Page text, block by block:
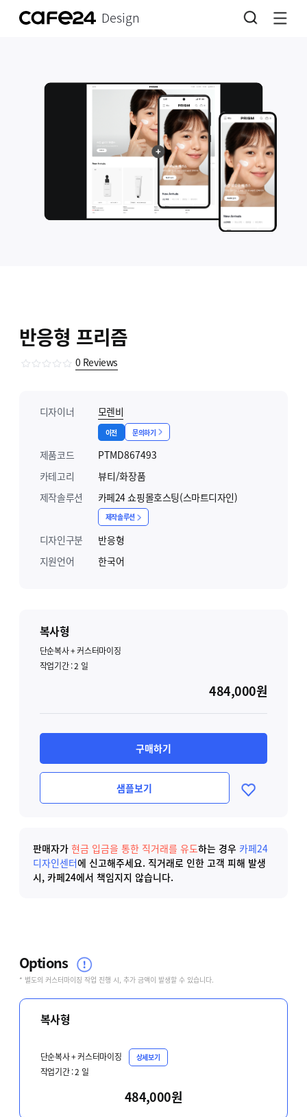
Design
Options
* 별도의 커스터마이징 작업 진행 시, 추가 금액이 발생할 수 있습니다.
복사형
단순복사 + 커스터마이징 상세보기
작업기간 :2 일
484,000원
반응형 프리즘
0 Reviews
디자이너 모렌비
이전 문의하기
제품코드
PTMD867493
카테고리
뷰티/화장품
제작솔루션
카페24 쇼핑몰호스팅(스마트디자인)
제작솔루션
디자인구분
반응형
지원언어
한국어
복사형
단순복사 + 커스터마이징
작업기간 :2 일
484,000원
구매하기
샘플보기
판매자가 현금 입금을 통한 직거래를 유도하는 경우 카페24
디자인센터에 신고해주세요. 직거래로 인한 고객 피해 발생
시, 카페24에서 책임지지 않습니다.